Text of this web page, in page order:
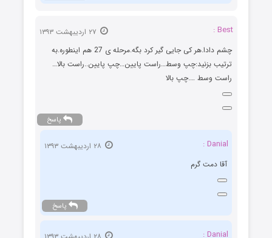
Best :
چشم دادا.هر کی جایی گیر کرد بگه.مرحله ی 27 هم اینطوره.به
ترتیب بزنید:چپ وسط…راست پایین…چپ پایین..راست بالا…
راست وسط ….چپ بالا
پاسخ
Danial :
آقا دمت گرم
پاسخ
Danial :